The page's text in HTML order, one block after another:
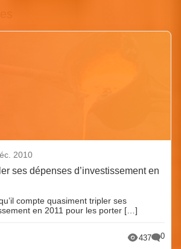
2010
ses dépenses d’investissement en
compte quasiment tripler ses
en 2011 pour les porter […]
437 0